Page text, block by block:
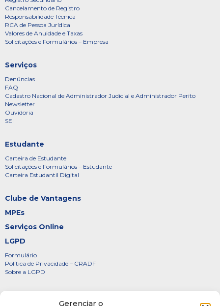
Gerenciar o
Cancelamento de Registro
Responsabilidade Técnica
RCA de Pessoa Jurídica
Valores de Anuidade e Taxas
Solicitações e Formulários – Empresa
Serviços
Denúncias
FAQ
Cadastro Nacional de Administrador Judicial e Administrador Perito
Newsletter
Ouvidoria
SEI
Estudante
Carteira de Estudante
Solicitações e Formulários – Estudante
Carteira Estudantil Digital
Clube de Vantagens
MPEs
Serviços Online
LGPD
Formulário
Política de Privacidade – CRADF
Sobre a LGPD